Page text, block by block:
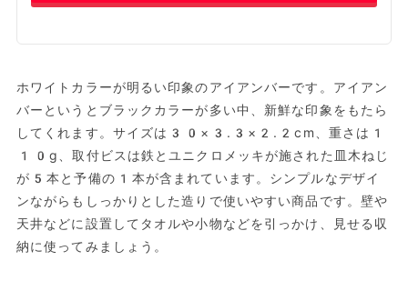
ホワイトカラーが明るい印象のアイアンバーです。アイアン
バーというとブラックカラーが多い中、新鮮な印象をもたら
してくれます。サイズは30×3.3×2.2cm、重さは1
10g、‎‎取付ビスは鉄とユニクロメッキが施された皿木ねじ
が5本と予備の1本が含まれています。シンプルなデザイ
ンながらもしっかりとした造りで使いやすい商品です。壁や
天井などに設置してタオルや小物などを引っかけ、見せる収
納に使ってみましょう。